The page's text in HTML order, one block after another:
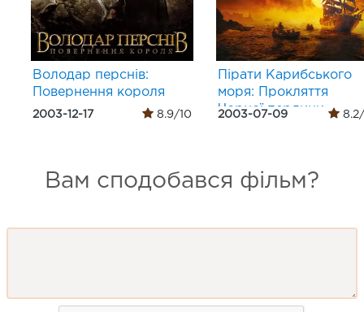
Володар перснів:
Повернення короля
2003-12-17 8.9/10
Пірати Карибського
моря: Прокляття
Чорної перлини
2003-07-09 8.2/
Вам сподобався фільм?